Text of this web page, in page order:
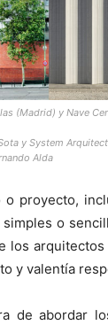
(Madrid) y Nave
y System
Alda
o proyecto,
o
los
y valentía
de abordar